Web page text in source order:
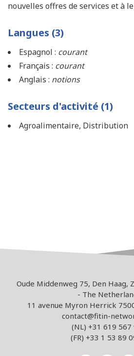
nouvelles offres de services et à
Langues (3)
Espagnol : courant
Français : courant
Anglais : notions
Secteurs d'activité (1)
Agroalimentaire, Distribution
Oude Middenweg 75, Den Haag,
- The
11 avenue Myron Herrick
contact@fitin-
(NL) +31 619 567
(FR) +33 1 53 89